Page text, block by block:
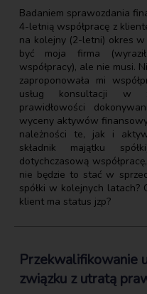
Badaniem sprawozdania
4-letnią współpracę z
na kolejny (2-letni) okres w
być moja firma
współpracy), ale nie musi.
zaproponowała mi
usług konsultacji w
prawidłowości
wyceny aktywów
należności te, jak i
składnik majątku
dotychczasową
nie będzie to stać w
spółki w kolejnych latach?
klient ma status jzp?
Przekwalifikowanie
związku z utratą